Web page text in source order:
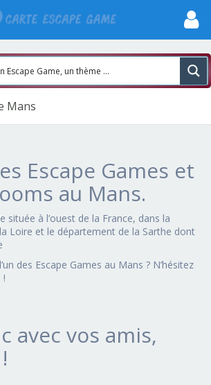
Mans
Escape Games et
au Mans.
située à l’ouest de la France, dans la
Loire et le département de la Sarthe dont
des Escape Games au Mans ? N’hésitez
!
avec vos amis,